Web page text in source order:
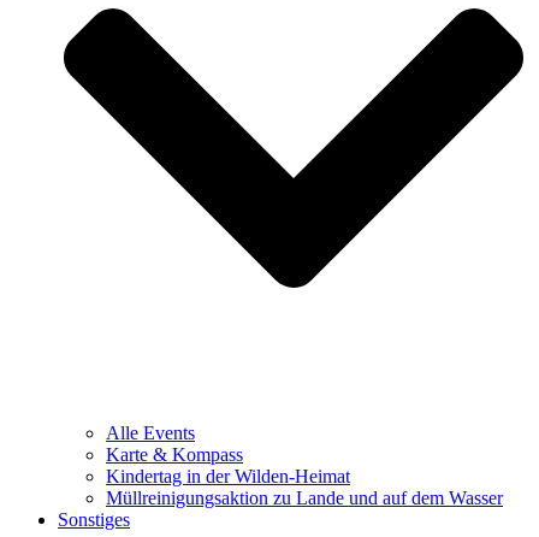
Alle Events
Karte & Kompass
Kindertag in der Wilden-Heimat
Müllreinigungsaktion zu Lande und auf dem Wasser
Sonstiges